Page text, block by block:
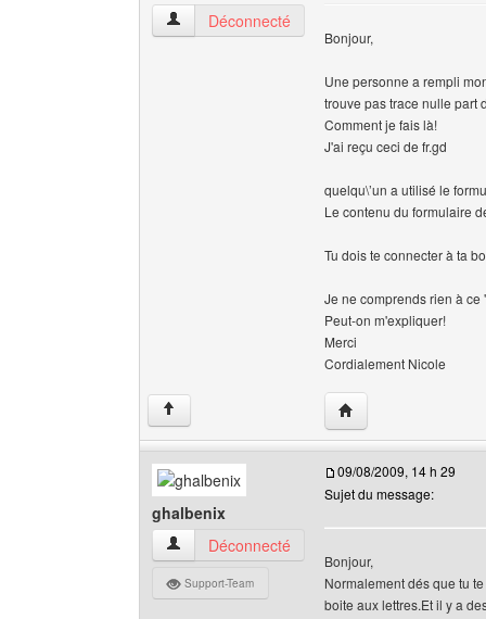
01world-forme-sante Voir le profil de
Déconnecté
Bonjour,
Une personne a rempli
trouve pas trace nulle part
Comment je fais là!
J'ai reçu ceci de fr.gd
quelqu\’un a utilisé le
Le contenu du formulaire
Tu dois te connecter à ta
Je ne comprends rien à ce
Peut-on m'expliquer!
Merci
Cordialement Nicole
↑ Visiter le site web
ghalbenix
ghalbenix Voir le profil de l'utilisateur
Déconnecté
Support-Team
09/08/2009, 14 h 29
Sujet du message:
Bonjour,
Normalement dés que tu
boite aux lettres.Et il y a